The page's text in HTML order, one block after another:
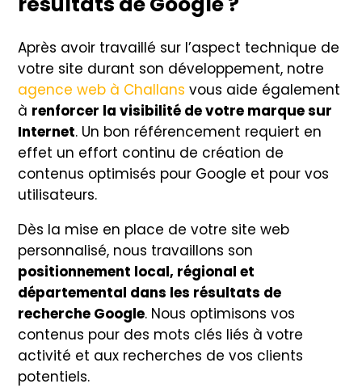
Après avoir travaillé sur l’aspect technique de
votre site durant son développement, notre
agence web à Challans vous aide également
à renforcer la visibilité de votre marque sur
Internet. Un bon référencement requiert en
effet un effort continu de création de
contenus optimisés pour Google et pour vos
utilisateurs.
Dès la mise en place de votre site web
personnalisé, nous travaillons son
positionnement local, régional et
départemental dans les résultats de
recherche Google. Nous optimisons vos
contenus pour des mots clés liés à votre
activité et aux recherches de vos clients
potentiels.